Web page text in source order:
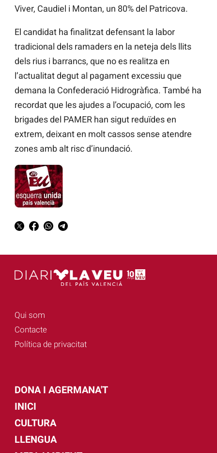
Viver, Caudiel i Montan, un 80% del Patricova.
El candidat ha finalitzat defensant la labor
tradicional dels ramaders en la neteja dels llits
dels rius i barrancs, que no es realitza en
l’actualitat degut al pagament excessiu que
demana la Confederació Hidrogràfica. També ha
recordat que les ajudes a l’ocupació, com les
brigades del PAMER han sigut reduïdes en
extrem, deixant en molt cassos sense atendre
zones amb alt risc d’inundació.
Qui som
Contacte
Política de privacitat
DONA I AGERMANA'T
INICI
CULTURA
LLENGUA